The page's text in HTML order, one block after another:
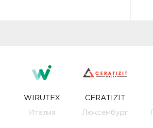
WIRUTEX
Италия
CERATIZIT
Люксембург